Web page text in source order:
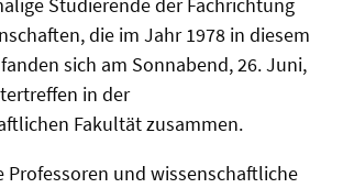
die im Jahr 1978 in diesem
sich am Sonnabend, 26. Juni,
in der
Fakultät zusammen.
Professoren und wissenschaftliche